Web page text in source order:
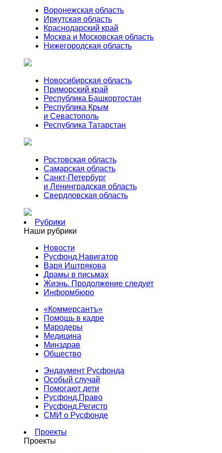
Воронежская область
Иркутская область
Краснодарский край
Москва и Московская область
Нижегородская область
Новосибирская область
Приморский край
Республика Башкортостан
Республика Крым
и Севастополь
Республика Татарстан
Ростовская область
Самарская область
Санкт-Петербург
и Ленинградская область
Свердловская область
Рубрики
Наши рубрики
Новости
Русфонд.Навигатор
Варя Иштрякова
Драмы в письмах
Жизнь. Продолжение следует
Информбюро
«Коммерсантъ»
Помощь в кадре
Мародеры
Медицина
Минздрав
Общество
Эндаумент Русфонда
Особый случай
Помогают дети
Русфонд.Право
Русфонд.Регистр
СМИ о Русфонде
Проекты
Проекты